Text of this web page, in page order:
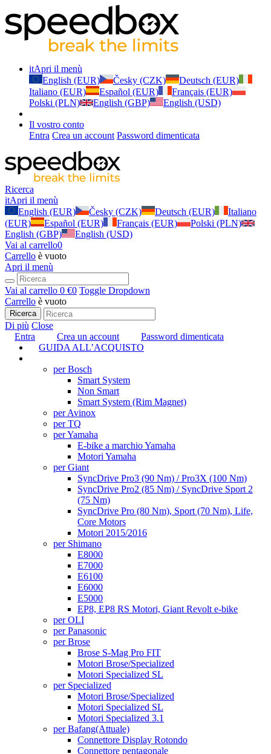
itApri il menù
English (EUR)
Česky (CZK)
Deutsch (EUR)
Italiano (EUR)
Español (EUR)
Français (EUR)
Polski (PLN)
English (GBP) English (USD)
Il vostro conto
Entra Crea un account Password dimenticata
Ricerca
itApri il menù
English (EUR)
Česky (CZK) Deutsch (EUR)
Italiano
(EUR)
Español (EUR) Français (EUR)
Polski (PLN)
English (GBP)
English (USD)
Vai al carrello0
Carrello è vuoto
Apri il menù
Vai al carrello 0 €0 Toggle Dropdown
Carrello è vuoto
Ricerca
Di più Close
Entra
Crea un account
Password dimenticata
GUIDA ALL’ACQUISTO
per Bosch
Smart System
Non Smart
Smart System (Rim Magnet)
per Avinox
per TQ
per Yamaha
E-bike a marchio Yamaha
Motori Yamaha
per Giant
SyncDrive Pro3 (90 Nm) / Pro3X (100 Nm)
SyncDrive Pro2 (85 Nm) / SyncDrive Sport 2
(75 Nm)
SyncDrive Pro (80 Nm), Sport (70 Nm), Life,
Core Motors
Motori 2015/2016
per Shimano
E8000
E7000
E6100
E6000
E5000
EP8, EP8 RS Motori, Giant Revolt e-bike
per OLI
per Panasonic
per Brose
Brose S-Mag Pro FIT
Motori Brose/Specialized
Motori Specialized SL
per Specialized
Motori Brose/Specialized
Motori Specialized SL
Motori Specialized 3.1
per Bafang(Attuale)
Connettore Display Rotondo
Connettore pentagonale